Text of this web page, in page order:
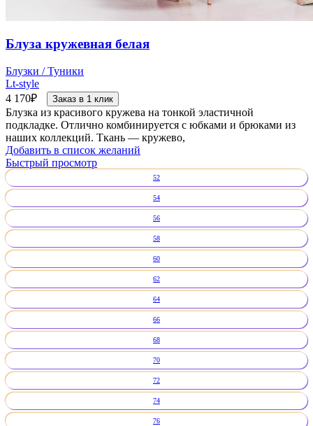
Блуза кружевная белая
Блузки / Туники
Lt-style
4 170₽ Заказ в 1 клик
Блузка из красивого кружева на тонкой эластичной
подкладке. Отлично комбинируется с юбками и брюками из
наших коллекций. Ткань — кружево,
Добавить в список желаний
Быстрый просмотр
52
54
56
58
60
62
64
66
68
70
72
74
76